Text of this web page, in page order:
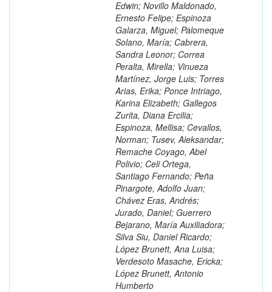
Edwin; Novillo Maldonado,
Ernesto Felipe; Espinoza
Galarza, Miguel; Palomeque
Solano, María; Cabrera,
Sandra Leonor; Correa
Peralta, Mirella; Vinueza
Martínez, Jorge Luis; Torres
Arias, Erika; Ponce Intriago,
Karina Elizabeth; Gallegos
Zurita, Diana Ercilia;
Espinoza, Mellisa; Cevallos,
Norman; Tusev, Aleksandar;
Remache Coyago, Abel
Polivio; Celi Ortega,
Santiago Fernando; Peña
Pinargote, Adolfo Juan;
Chávez Eras, Andrés;
Jurado, Daniel; Guerrero
Bejarano, María Auxiliadora;
Silva Siu, Daniel Ricardo;
López Brunett, Ana Luisa;
Verdesoto Masache, Ericka;
López Brunett, Antonio
Humberto